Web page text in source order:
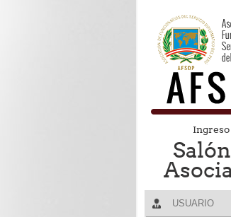
Ingreso